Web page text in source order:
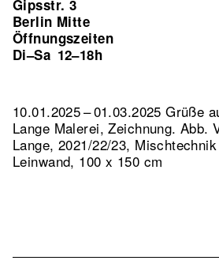
Gipsstr. 3
Berlin Mitte
Öffnungszeiten
Di–Sa 12–18h
10.01.2025 – 01.03.2025 Grüße
Lange Malerei, Zeichnung.Abb.
Lange, 2021/22/23,
Leinwand, 100 x 150 cm